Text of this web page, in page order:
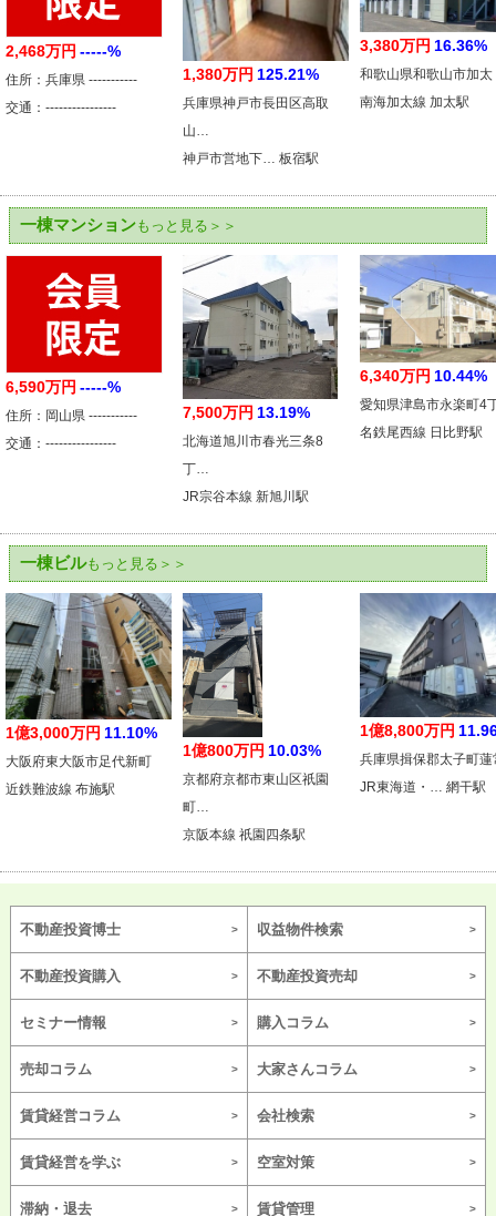
2,468万円 -----%
住所：兵庫県 -----------
交通：----------------
1,380万円 125.21%
兵庫県神戸市長田区高取
山…
神戸市営地下… 板宿駅
3,380万円 16.36%
和歌山県和歌山市加太
南海加太線 加太駅
一棟マンションもっと見る＞＞
6,590万円 -----%
住所：岡山県 -----------
交通：----------------
7,500万円 13.19%
北海道旭川市春光三条8
丁…
JR宗谷本線 新旭川駅
6,340万円 10.44%
愛知県津島市永楽町4
名鉄尾西線 日比野駅
一棟ビルもっと見る＞＞
1億3,000万円 11.10%
大阪府東大阪市足代新町
近鉄難波線 布施駅
1億800万円 10.03%
京都府京都市東山区祇園
町…
京阪本線 祇園四条駅
1億8,800万円
兵庫県揖保郡太子町蓮
JR東海道・… 網干駅
不動産投資博士 収益物件検索
不動産投資購入 不動産投資売却
セミナー情報 購入コラム
売却コラム 大家さんコラム
賃貸経営コラム 会社検索
賃貸経営を学ぶ 空室対策
滞納・退去 賃貸管理